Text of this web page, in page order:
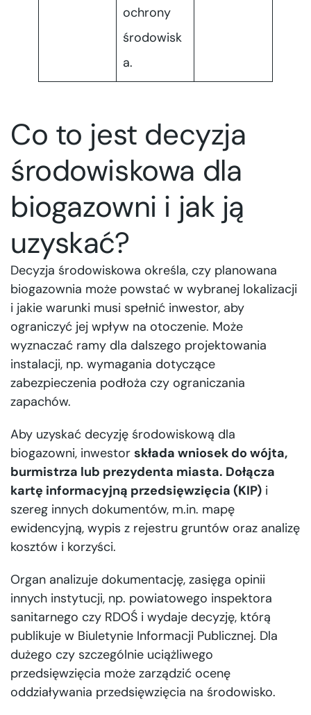
ochrony
środowisk
a.
Co to jest decyzja
środowiskowa dla
biogazowni i jak ją
uzyskać?
Decyzja środowiskowa określa, czy planowana
biogazownia może powstać w wybranej lokalizacji
i jakie warunki musi spełnić inwestor, aby
ograniczyć jej wpływ na otoczenie. Może
wyznaczać ramy dla dalszego projektowania
instalacji, np. wymagania dotyczące
zabezpieczenia podłoża czy ograniczania
zapachów.
Aby uzyskać decyzję środowiskową dla
biogazowni, inwestor składa wniosek do wójta,
burmistrza lub prezydenta miasta. Dołącza
kartę informacyjną przedsięwzięcia (KIP) i
szereg innych dokumentów, m.in. mapę
ewidencyjną, wypis z rejestru gruntów oraz analizę
kosztów i korzyści.
Organ analizuje dokumentację, zasięga opinii
innych instytucji, np. powiatowego inspektora
sanitarnego czy RDOŚ i wydaje decyzję, którą
publikuje w Biuletynie Informacji Publicznej. Dla
dużego czy szczególnie uciążliwego
przedsięwzięcia może zarządzić ocenę
oddziaływania przedsięwzięcia na środowisko.